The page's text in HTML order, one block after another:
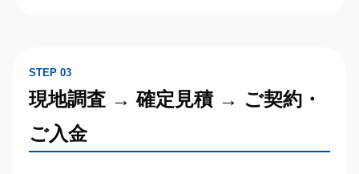
STEP 03
現地調査 → 確定見積 → ご契約・
ご入金